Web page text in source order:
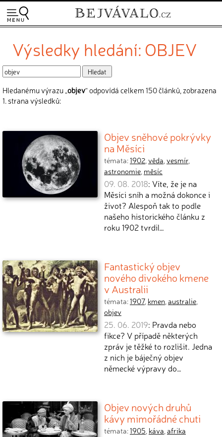
Výsledky hledání: OBJEV
Hledanému výrazu „objev“ odpovídá celkem 150 článků, zobrazena
1. strana výsledků:
Objev sněhové pokrývky
na Měsíci
témata:1902,věda,vesmír,
astronomie, měsíc
09. 08. 2018: Víte, že je na
Měsíci sníh a možná dokonce i
život? Alespoň tak to podle
našeho historického článku z
roku 1902 tvrdil…
Fantastický objev
nového divokého kmene
v Australii
témata:1907, kmen,australie,
objev
25. 06. 2019: Pravda nebo
fikce? V případě některých
zpráv je těžké to rozlišit. Jedna
z nich je báječný objev
německé výpravy do…
Objev nových druhů
kávy mimořádné chuti
témata:1905, káva,afrika